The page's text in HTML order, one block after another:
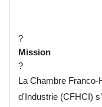
?
Mission
?
La Chambre
d'Industrie (CFHCI)